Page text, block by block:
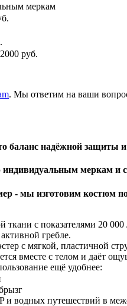
меркам
руб.
. Мы ответим на ваши
надёжной защиты
меркам и
- мы изготовим костюм
с показателями 20
гребле.
с мягкой, пластичной
вместе с телом и даёт
ещё удобнее:
водных путешествий в